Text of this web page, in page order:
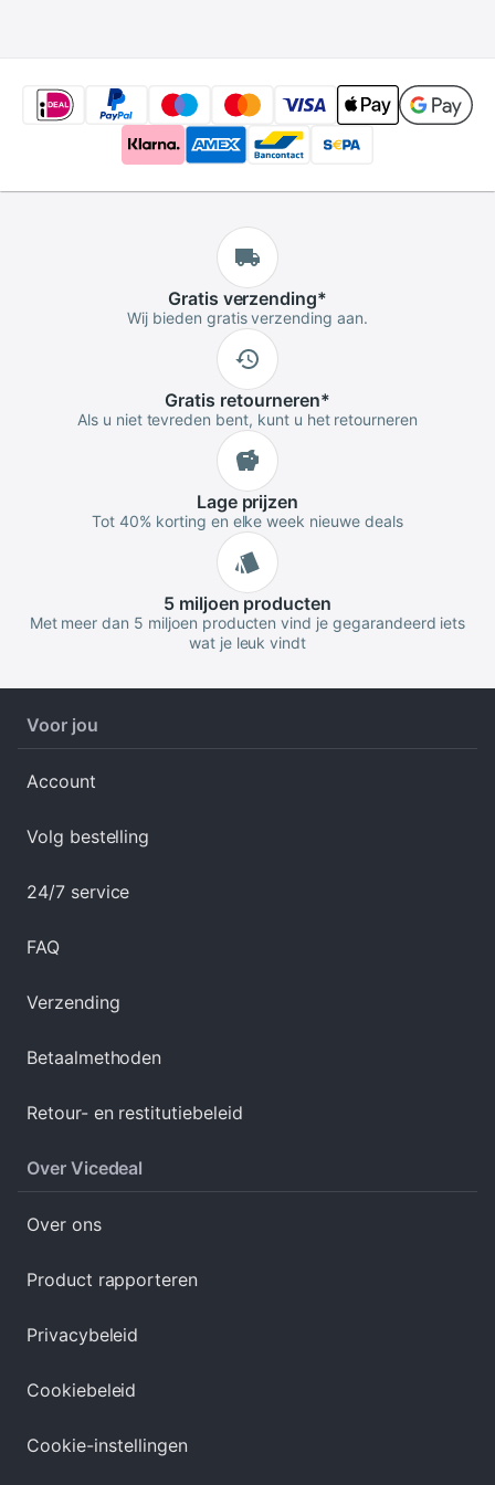
Gratis verzending*
Wij bieden gratis verzending aan.
Gratis retourneren*
Als u niet tevreden bent, kunt u het retourneren
Lageprijzen
Tot 40% korting en elke week nieuwe deals
5 miljoen producten
Met meer dan 5 miljoen producten vind je gegarandeerd iets
wat je leuk vindt
Voor jou
Account
Volg bestelling
24/7 service
FAQ
Verzending
Betaalmethoden
Retour- en restitutiebeleid
Over Vicedeal
Over ons
Product rapporteren
Privacybeleid
Cookiebeleid
Cookie-instellingen